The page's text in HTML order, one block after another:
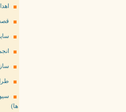
ها)